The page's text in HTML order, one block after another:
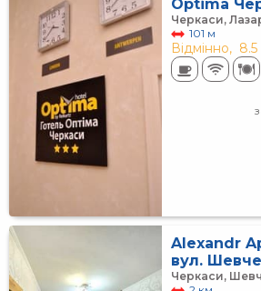
Optima
Черкаси,
101 м
Відмінно, 8.5
Alexandr
вул.
Черкаси,